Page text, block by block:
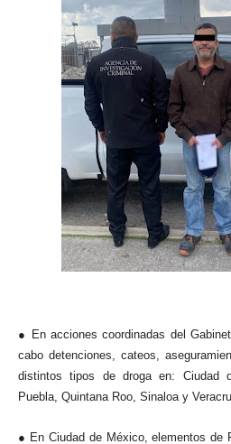
● En acciones coordinadas del
cabo detenciones, cateos,
distintos tipos de droga en: Ciudad
Puebla, Quintana Roo, Sinaloa y
● En Ciudad de México, elementos de